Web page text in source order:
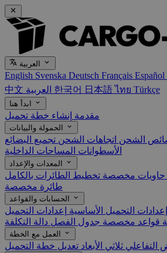
العربية
English Svenska Deutsch Français Español
中文
한국어 日本語ไทย Türkçe
ابدأ هنا
مقدمة إنشاء خطة تحميل
الحمولة والبيانات
الشحن اتجاهات الشحن تجميع البضائع
الأسطوانات المساحات الداخلية
المعدات والإعداد
حاويات مخصصة تخطيط الطائرات بالكامل
طائرة مخصصة
الحسابات والقواعد
إعدادات التحميل الأساسية
إعدادات التحميل
قواعد مخصصة جدول الفصل دالة التكلفة
العمل مع الخطة
التفاعلي ثلاثي الأبعاد تعديل خطة التحميل